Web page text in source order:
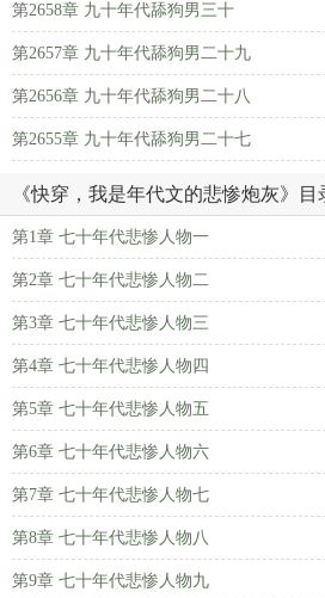
第2658章 九十年代舔狗男三十
第2657章 九十年代舔狗男二十九
第2656章 九十年代舔狗男二十八
第2655章 九十年代舔狗男二十七
《快穿，我是年代文的悲惨炮灰》目
第1章 七十年代悲惨人物一
第2章 七十年代悲惨人物二
第3章 七十年代悲惨人物三
第4章 七十年代悲惨人物四
第5章 七十年代悲惨人物五
第6章 七十年代悲惨人物六
第7章 七十年代悲惨人物七
第8章 七十年代悲惨人物八
第9章 七十年代悲惨人物九